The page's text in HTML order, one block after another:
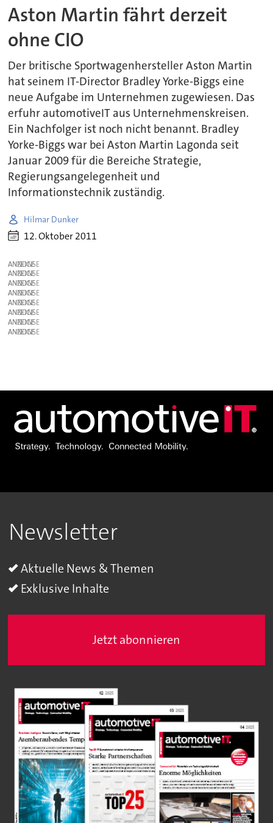
Aston Martin fährt derzeit
ohne CIO
Der britische Sportwagenhersteller Aston Martin
hat seinem IT-Director Bradley Yorke-Biggs eine
neue Aufgabe im Unternehmen zugewiesen. Das
erfuhr automotiveIT aus Unternehmenskreisen.
Ein Nachfolger ist noch nicht benannt. Bradley
Yorke-Biggs war bei Aston Martin Lagonda seit
Januar 2009 für die Bereiche Strategie,
Regierungsangelegenheit und
Informationstechnik zuständig.
Hilmar Dunker
12. Oktober 2011
ANZEIGE
ANZEIGE
ANZEIGE
ANZEIGE
ANZEIGE
ANZEIGE
ANZEIGE
ANZEIGE
Newsletter
Aktuelle News & Themen
Exklusive Inhalte
Jetzt abonnieren